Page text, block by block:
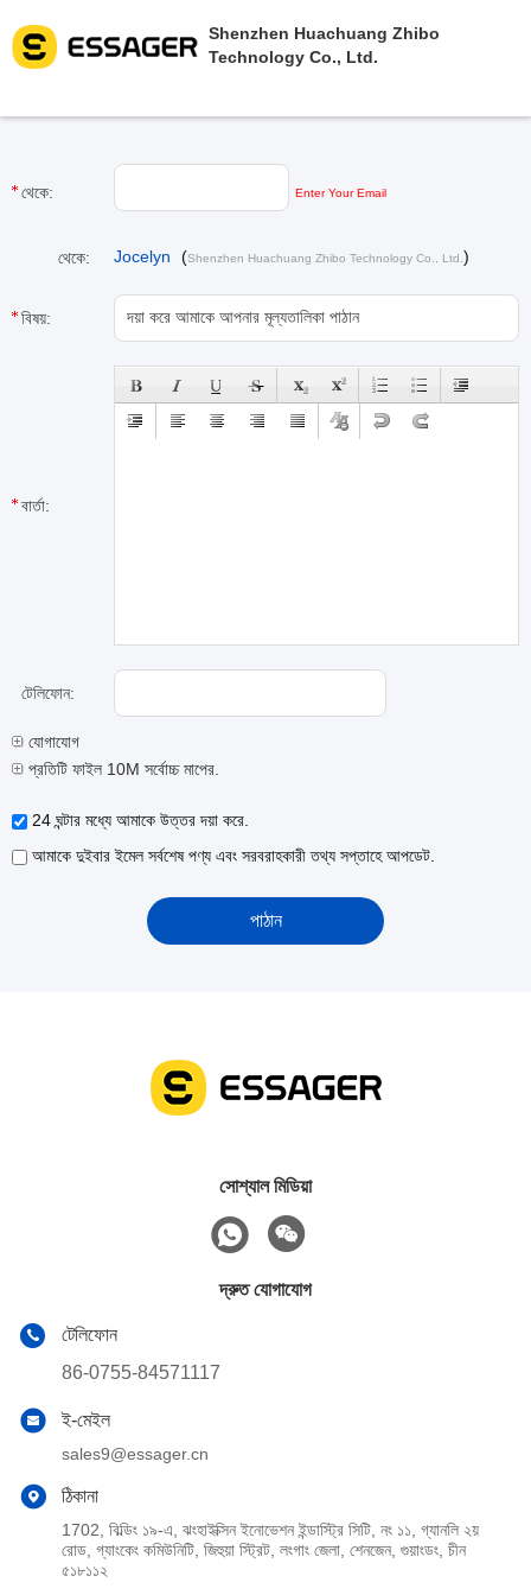
Shenzhen Huachuang Zhibo
Technology Co., Ltd.
থেকে: Enter Your Email
থেকে: Jocelyn (Shenzhen Huachuang Zhibo Technology Co., Ltd. )
বিষয়:
বার্তা:
টেলিফোন:
যোগাযোগ
প্রতিটি ফাইল 10M সর্বোচ্চ মাপের.
24 ঘন্টার মধ্যে আমাকে উত্তর দয়া করে.
আমাকে দুইবার ইমেল সর্বশেষ পণ্য এবং সরবরাহকারী তথ্য সপ্তাহে আপডেট.
সোশ্যাল মিডিয়া
দ্রুত যোগাযোগ
টেলিফোন
86-0755-84571117
ই-মেইল
sales9@essager.cn
ঠিকানা
1702, বিল্ডিং ১৯-এ, ঝংহাইক্সিন ইনোভেশন ইন্ডাস্ট্রি সিটি, নং ১১, গ্যানলি ২য়
রোড, গ্যাংকেং কমিউনিটি, জিহুয়া স্ট্রিট, লংগাং জেলা, শেনজেন, গুয়াংডং, চীন
৫১৮১১২